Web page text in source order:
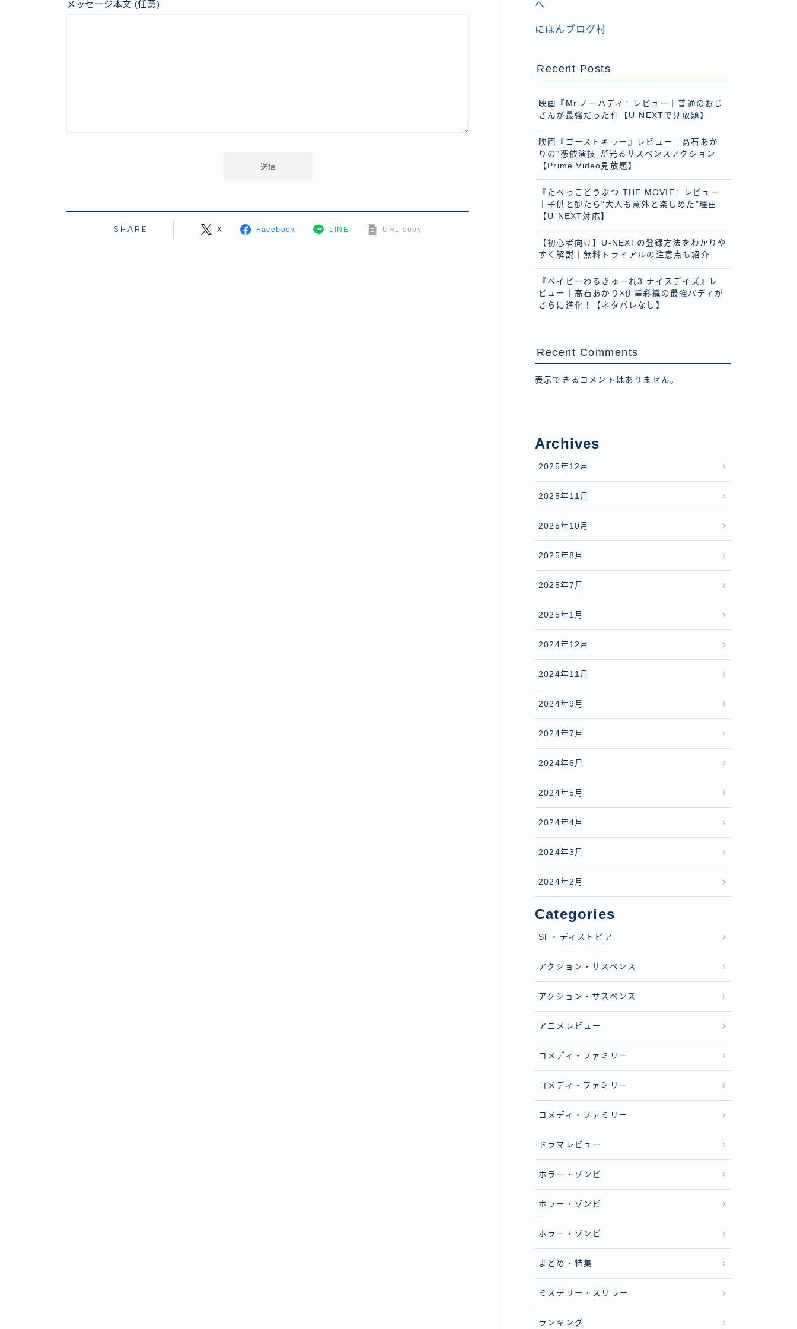
メッセージ本文 (任意)
SHARE X Facebook LINE URL copy
にほんブログ村
Recent Posts
映画『Mr.ノーバディ』レビュー｜普通のおじ
さんが最強だった件【U-NEXTで見放題】
映画『ゴーストキラー』レビュー｜髙石あか
りの“憑依演技”が光るサスペンスアクション
【Prime Video見放題】
『たべっこどうぶつ THE MOVIE』レビュー
｜子供と観たら“大人も意外と楽しめた”理由
【U-NEXT対応】
【初心者向け】U-NEXTの登録方法をわかりや
すく解説｜無料トライアルの注意点も紹介
『ベイビーわるきゅーれ3 ナイスデイズ』レ
ビュー｜髙石あかり×伊澤彩織の最強バディが
さらに進化！【ネタバレなし】
Recent Comments
表示できるコメントはありません。
Archives
2025年12月
2025年11月
2025年10月
2025年8月
2025年7月
2025年1月
2024年12月
2024年11月
2024年9月
2024年7月
2024年6月
2024年5月
2024年4月
2024年3月
2024年2月
Categories
SF・ディストピア
アクション・サスペンス
アクション・サスペンス
アニメレビュー
コメディ・ファミリー
コメディ・ファミリー
コメディ・ファミリー
ドラマレビュー
ホラー・ゾンビ
ホラー・ゾンビ
ホラー・ゾンビ
まとめ・特集
ミステリー・スリラー
ランキング